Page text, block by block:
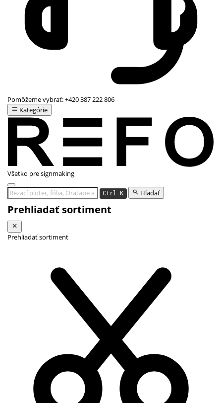
Pomôžeme vybrať:+420 387 222 806
Kategórie
Všetko pre signmaking
Ctrl K Hľadať
Prehliadať sortiment
Prehliadať sortiment